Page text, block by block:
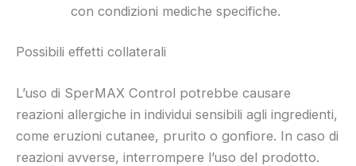
con condizioni mediche specifiche.
Possibili effetti collaterali
L’uso di SperMAX Control potrebbe causare
reazioni allergiche in individui sensibili agli ingredienti,
come eruzioni cutanee, prurito o gonfiore. In caso di
reazioni avverse, interrompere l’uso del prodotto.